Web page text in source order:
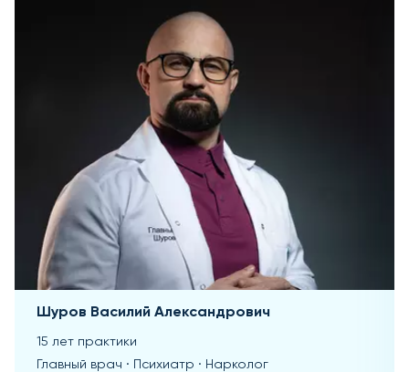
Шуров Василий Александрович
15 лет практики
Главный врач · Психиатр · Нарколог